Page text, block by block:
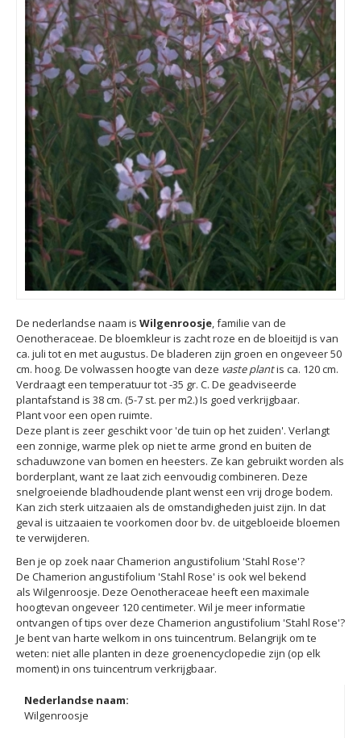
De nederlandse naam is Wilgenroosje, familie van de
Oenotheraceae. De bloemkleur is zacht roze en de bloeitijd is van
ca. juli tot en met augustus. De bladeren zijn groen en ongeveer 50
cm. hoog. De volwassen hoogte van deze vaste plantis ca. 120 cm.
Verdraagt een temperatuur tot -35 gr. C. De geadviseerde
plantafstand is 38 cm. (5-7 st. per m2.) Is goed verkrijgbaar.
Plant voor een open ruimte.
Deze plant is zeer geschikt voor 'de tuin op het zuiden'. Verlangt
een zonnige, warme plek op niet te arme grond en buiten de
schaduwzone van bomen en heesters. Ze kan gebruikt worden als
borderplant, want ze laat zich eenvoudig combineren. Deze
snelgroeiende bladhoudende plant wenst een vrij droge bodem.
Kan zich sterk uitzaaien als de omstandigheden juist zijn. In dat
geval is uitzaaien te voorkomen door bv. de uitgebloeide bloemen
te verwijderen.
Ben je op zoek naar Chamerion angustifolium 'Stahl Rose'?
De Chamerion angustifolium 'Stahl Rose' is ook wel bekend
als Wilgenroosje. Deze Oenotheraceae heeft een maximale
hoogtevan ongeveer 120 centimeter. Wil je meer informatie
ontvangen of tips over deze Chamerion angustifolium 'Stahl Rose'?
Je bent van harte welkom in ons tuincentrum. Belangrijk om te
weten: niet alle planten in deze groenencyclopedie zijn (op elk
moment) in ons tuincentrum verkrijgbaar.
Nederlandse naam:
Wilgenroosje